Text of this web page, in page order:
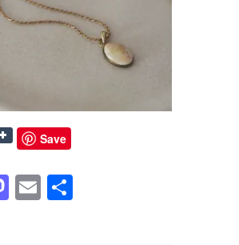
Save
Mastodon
Email